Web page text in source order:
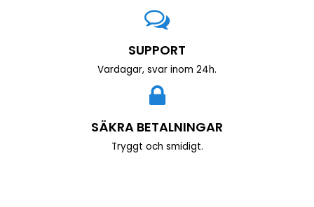
SUPPORT
Vardagar, svar inom 24h.
SÄKRA BETALNINGAR
Tryggt och smidigt.